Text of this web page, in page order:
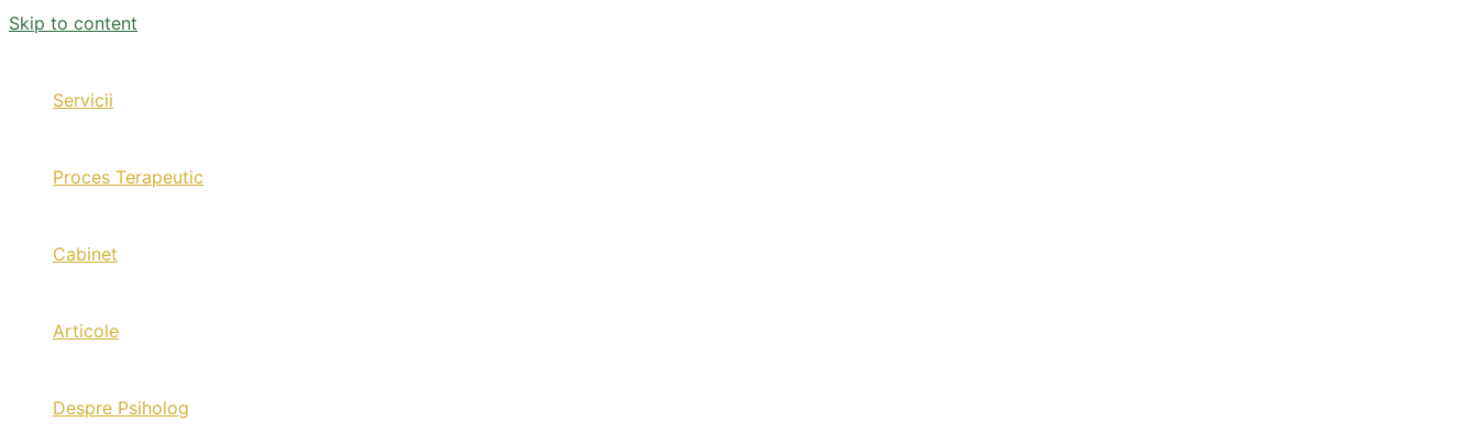
Skip to content
Servicii
Proces Terapeutic
Cabinet
Articole
Despre Psiholog